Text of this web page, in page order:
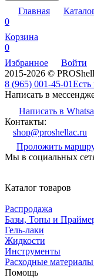
Главная
0
Корзина
0
Избранное
Войти
2015-2026 ©
8 (965) 001-45-01
Написать в
Написать в
Контакты:
shop@proshellac.ru
Проложить
Мы в социальных
Каталог товаров
Распродажа
Базы, Топы и
Гель-лаки
Жидкости
Инструменты
Расходные
Помощь